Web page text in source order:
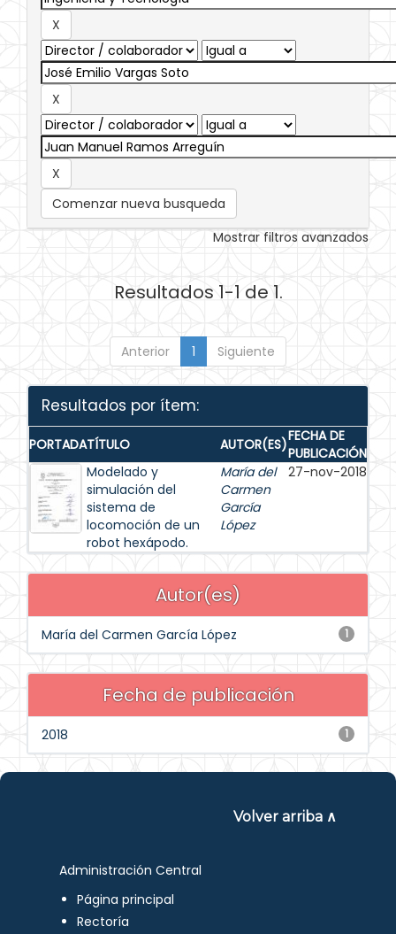
Comenzar nueva busqueda
Mostrar filtros avanzados
Resultados 1-1 de 1.
Anterior 1 Siguiente
Resultados por ítem:
PORTADATÍTULO AUTOR(ES)FECHA DE
PUBLICACIÓN
Modelado y
simulación del
sistema de
locomoción de un
robot hexápodo.
María del
Carmen
García
López
27-nov-2018
Autor(es)
1
María del Carmen García López
Fecha de publicación
1
2018
Volver arriba ∧
Administración Central
Página principal
Rectoría